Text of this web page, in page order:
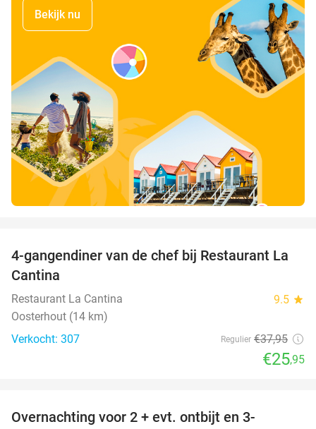
Bekijk nu
32%
4-gangendiner van de chef bij Restaurant La
Cantina
Restaurant La Cantina 9.5 star
Oosterhout (14 km)
Verkocht: 307
Regulier €37,95
€25,95
Overnachting voor 2 + evt. ontbijt en 3-